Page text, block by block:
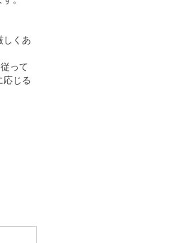
しくあ
って
応じる